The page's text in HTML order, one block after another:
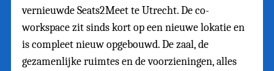
vernieuwde Seats2Meet te Utrecht. De co-
workspace zit sinds kort op een nieuwe lokatie en
is compleet nieuw opgebouwd. De zaal, de
gezamenlijke ruimtes en de voorzieningen, alles